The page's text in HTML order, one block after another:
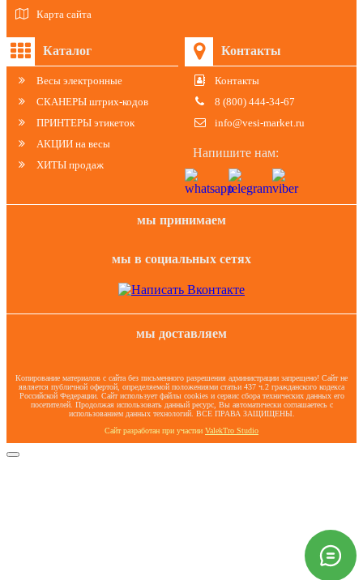
Карта сайта
Каталог
Весы электронные
СКАНЕРЫ штрих-кодов
ПРИНТЕРЫ этикеток
АКЦИИ на весы
ХИТЫ продаж
Контакты
Контакты
8 (800) 444-34-67
info@vesi-market.ru
Напишите нам:
мы принимаем
мы в социальных сетях
мы доставляем
Копирование материалов с сайта без письменного разрешения администрации запрещено! Сайт не
является публичной офертой, определяемой положениями статьи 437 ч.2 гражданского кодекса
Российской Федерации. Сайт использует файлы cookies и сервис сбора технических данных его
посетителей. Продолжая использовать данный ресурс, Вы автоматически соглашаетесь с
использованием данных технологий. ВСЕ ПРАВА ЗАЩИЩЕНЫ.
Сайт разработан при участии ValekTro Studio